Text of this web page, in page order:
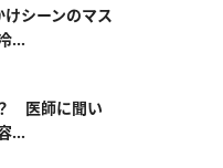
けシーンのマス
...
医師に聞い
...